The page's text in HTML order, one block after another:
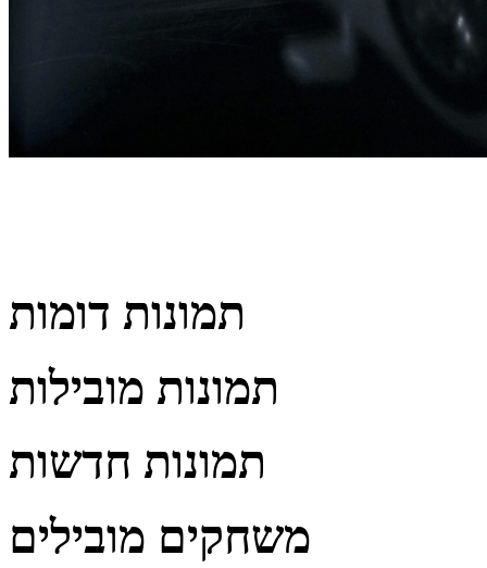
תמונות דומות
תמונות מובילות
תמונות חדשות
משחקים מובילים